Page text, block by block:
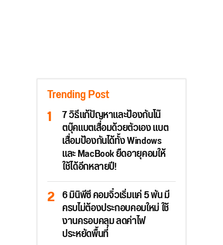
Trending Post
7 วิธีแก้ปัญหาและป้องกันโน๊
ตบุ๊คแบตเสื่อมด้วยตัวเอง แบต
เสื่อมป้องกันได้ทั้ง Windows
และ MacBook ยืดอายุคอมให้
ใช้ได้อีกหลายปี!
6 มินิพีซี คอมจิ๋วเริ่มแค่ 5 พัน มี
ครบไม่ต้องประกอบคอมใหม่ ใช้
งานครอบคลุม ลดค่าไฟ
ประหยัดพื้นที่